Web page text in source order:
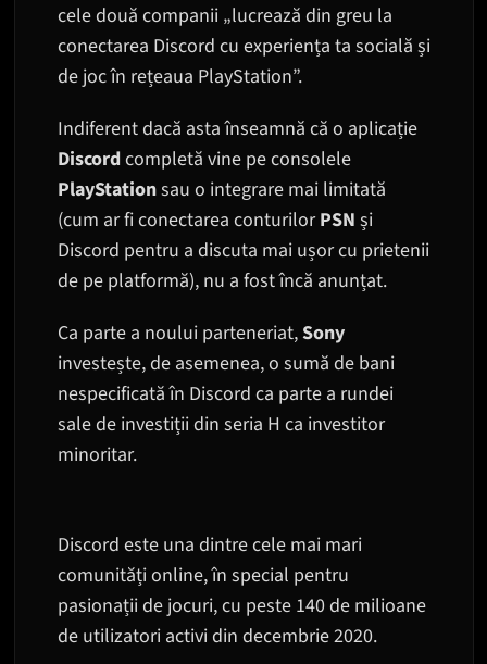
cele două companii „lucrează din greu la
conectarea Discord cu experiența ta socială și
de joc în rețeaua PlayStation”.
Indiferent dacă asta înseamnă că o aplicație
Discordcompletă vine pe consolele
PlayStationsau o integrare mai limitată
(cum ar fi conectarea conturilorPSN și
Discord pentru a discuta mai ușor cu prietenii
de pe platformă), nu a fost încă anunțat.
Ca parte a noului parteneriat,Sony
investește, de asemenea, o sumă de bani
nespecificată în Discord ca parte a rundei
sale de investiții din seria H ca investitor
minoritar.
Discord este una dintre cele mai mari
comunități online, în special pentru
pasionații de jocuri, cu peste 140 de milioane
de utilizatori activi din decembrie 2020.